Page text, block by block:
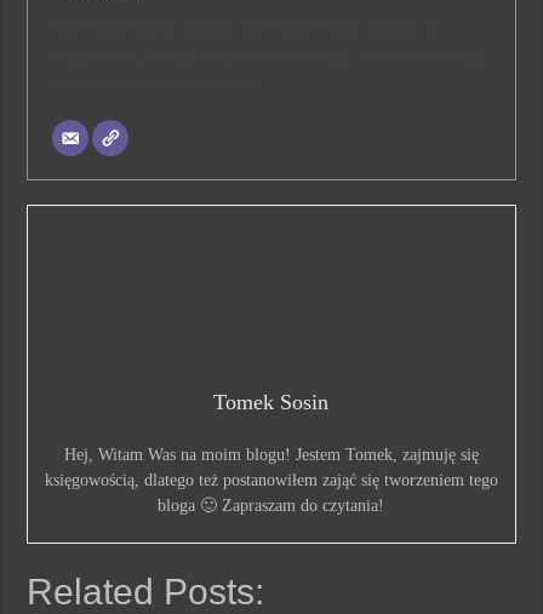
Tomek Sosin
Hej, Witam Was na moim blogu! Jestem Tomek, zajmuję się
księgowością, dlatego też postanowiłem zająć się tworzeniem tego
bloga 🙂 Zapraszam do czytania!
Related Posts: